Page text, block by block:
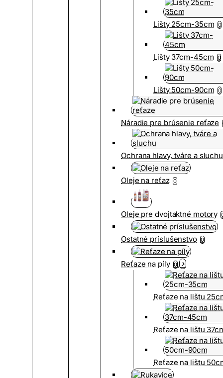
Lišty 25cm-35cm 0
Lišty 37cm-45cm 0
Lišty 50cm-90cm 0
Náradie pre brúsenie reťaze
Ochrana hlavy, tváre a sluchu
Oleje na reťaz 0
Oleje pre dvojtaktné motory
Ostatné príslušenstvo 0
Reťaze na píly 0
Reťaze na lištu
Reťaze na lištu
Reťaze na lištu